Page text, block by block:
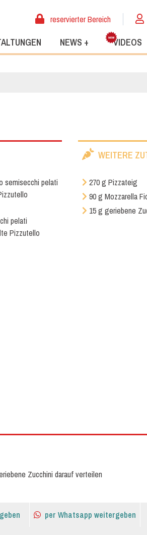
reservierter Bereich
NEWS + VIDEOS
semisecchi pelati
pelati
Pizzutello
WEITERE
270 g Pizzateig
90 g Mozzarella
15 g geriebene
Zucchini darauf verteilen
per Whatsapp weitergeben